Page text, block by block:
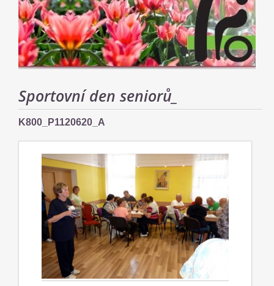
Sportovní den seniorů_
K800_P1120620_A